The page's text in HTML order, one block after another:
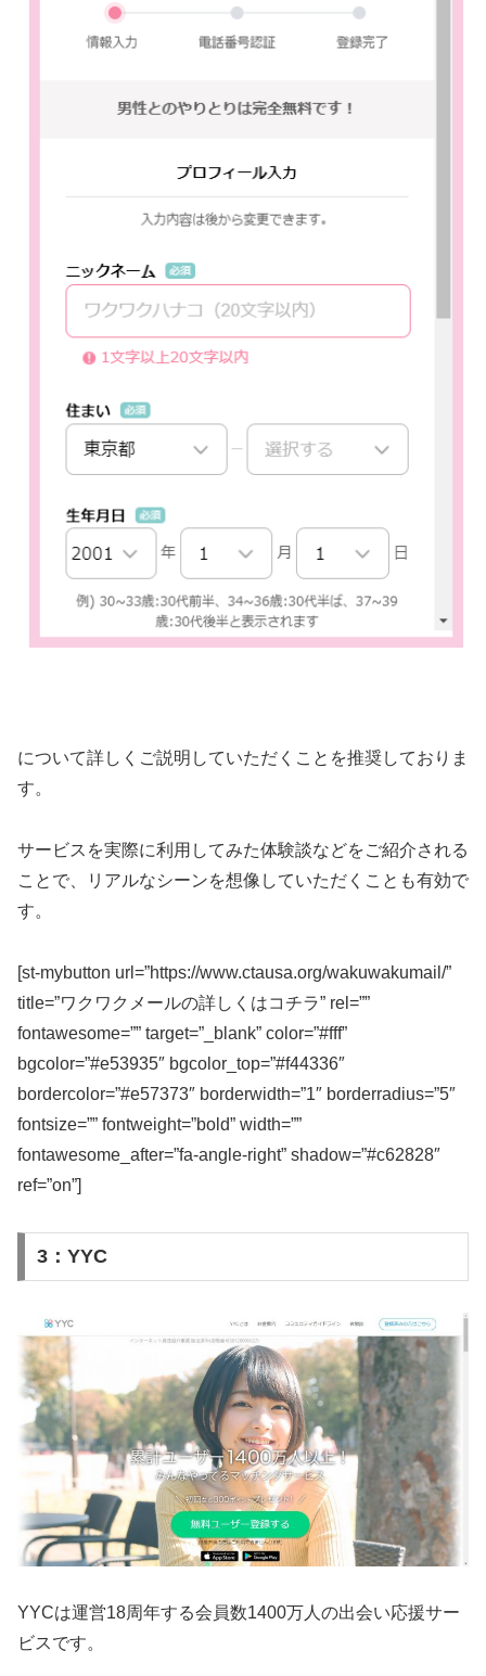
について詳しくご説明していただくことを推奨しておりま
す。
サービスを実際に利用してみた体験談などをご紹介される
ことで、リアルなシーンを想像していただくことも有効で
す。
[st-mybutton url=”https://www.ctausa.org/wakuwakumail/”
title=”ワクワクメールの詳しくはコチラ” rel=””
fontawesome=”” target=”_blank” color=”#fff”
bgcolor=”#e53935″ bgcolor_top=”#f44336″
bordercolor=”#e57373″ borderwidth=”1″ borderradius=”5″
fontsize=”” fontweight=”bold” width=””
fontawesome_after=”fa-angle-right” shadow=”#c62828″
ref=”on”]
3：YYC
YYCは運営18周年する会員数1400万人の出会い応援サー
ビスです。